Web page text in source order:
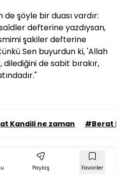
şöyle bir duası vardır:
defterine yazdıysan,
şakiler defterine
Sen buyurdun ki, 'Allah
de sabit bırakır,
Kandili ne zaman #Berat
Paylaş Favoriler